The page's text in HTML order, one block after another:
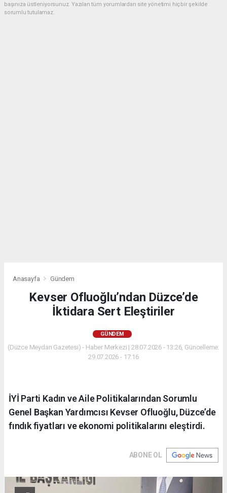
başınıza üstleniyorsunuz. Yazılan tüm yorumlardan site yönetimi hiçbir şekilde
sorumlu tutulamaz.
Anasayfa Gündem
Kevser Ofluoğlu’ndan Düzce’de
İktidara Sert Eleştiriler
GÜNDEM
(Düzce Meydan Gazetesi) - Haber Merkezi | 28.07.2026 - 13:26, Güncelleme:
29.07.2026 - 17:16
İYİ Parti Kadın ve Aile Politikalarından Sorumlu
Genel Başkan Yardımcısı Kevser Ofluoğlu, Düzce’de
fındık fiyatları ve ekonomi politikalarını eleştirdi.
ABONE OL